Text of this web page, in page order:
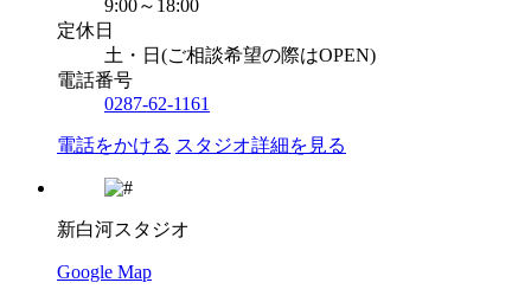
9:00～18:00
定休日
土・日(ご相談希望の際はOPEN)
電話番号
0287-62-1161
電話をかける スタジオ詳細を見る
新白河スタジオ
Google Map